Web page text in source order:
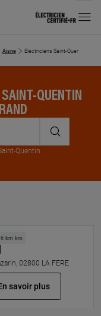
MENU
Aisne Electriciens Saint-Quentin
QUENTIN
Quentin
km km
02800 LA FERE
savoir plus